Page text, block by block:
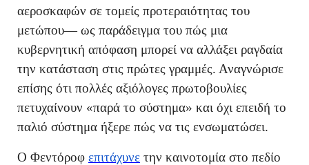
αεροσκαφών σε τομείς προτεραιότητας του
μετώπου— ως παράδειγμα του πώς μια
κυβερνητική απόφαση μπορεί να αλλάξει ραγδαία
την κατάσταση στις πρώτες γραμμές. Αναγνώρισε
επίσης ότι πολλές αξιόλογες πρωτοβουλίες
πετυχαίνουν «παρά το σύστημα» και όχι επειδή το
παλιό σύστημα ήξερε πώς να τις ενσωματώσει.
Ο Φεντόροφ επιτάχυνε την καινοτομία στο πεδίο